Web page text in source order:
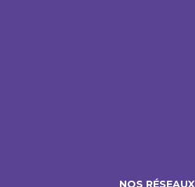
NOS RÉSEAUX